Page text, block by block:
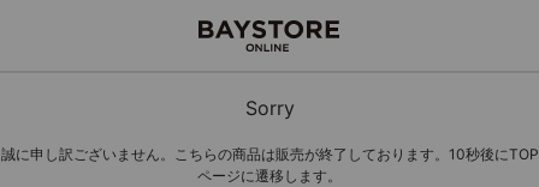
Sorry
誠に申し訳ございません。こちらの商品は販売が終了しております。10秒後にTOP
ページに遷移します。